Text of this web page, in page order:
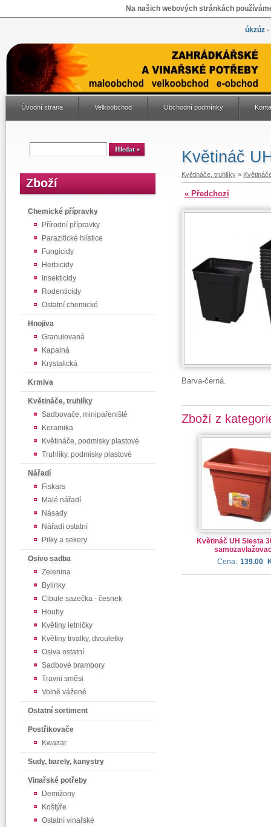
Na našich webových stránkách
úkzúz
Úvodní strana Velkoobchod Obchodní podmínky
Zboží
Chemické přípravky
Přírodní přípravky
Parazitické hlístice
Fungicidy
Herbicidy
Insekticidy
Rodenticidy
Ostatní chemické
Hnojiva
Granulovaná
Kapalná
Krystalická
Krmiva
Květináče, truhlíky
Sadbovače, minipařeniště
Keramika
Květináče, podmisky plastové
Truhlíky, podmisky plastové
Nářadí
Fiskars
Malé nářadí
Násady
Nářadí ostatní
Pilky a sekery
Osivo sadba
Zelenina
Bylinky
Cibule sazečka - česnek
Houby
Květiny letničky
Květiny trvalky, dvouletky
Osiva ostatní
Sadbové brambory
Travní směsi
Volně vážené
Ostatní sortiment
Postřikovače
Kwazar
Sudy, barely, kanystry
Vinařské potřeby
Demižony
Koštýře
Ostatní vinařské
Květináč
Květináče, truhlíky »
« Předchozí
Barva-černá.
Zboží z
Květináč UH Siesta
Cena: 139.00